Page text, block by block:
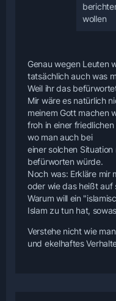
wollen
Genau wegen Leuten
tatsächlich auch was
Weil ihr das
Mir wäre es natürlich
meinem Gott machen
froh in einer
wo man auch bei
einer solchen
befürworten würde.
Noch was: Erkläre mir
oder wie das heißt auf
Warum will ein
Islam zu tun hat,
Verstehe nicht wie
und ekelhaftes